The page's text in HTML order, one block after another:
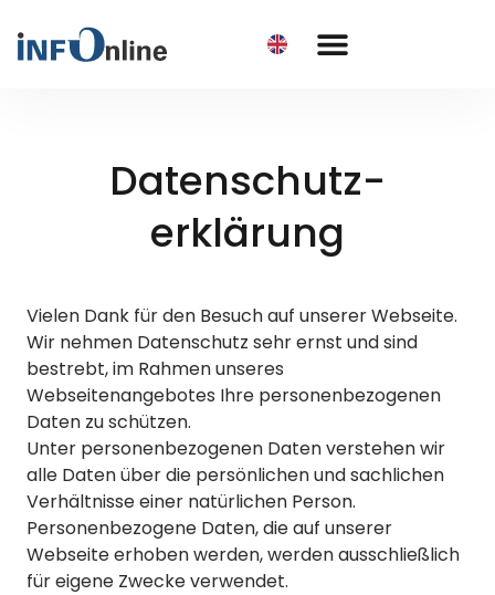
Datenschutz­
erklärung​
Vielen Dank für den Besuch auf unserer Webseite.
Wir nehmen Datenschutz sehr ernst und sind
bestrebt, im Rahmen unseres
Webseitenangebotes Ihre personenbezogenen
Daten zu schützen.
Unter personenbezogenen Daten verstehen wir
alle Daten über die persönlichen und sachlichen
Verhältnisse einer natürlichen Person.
Personenbezogene Daten, die auf unserer
Webseite erhoben werden, werden ausschließlich
für eigene Zwecke verwendet.